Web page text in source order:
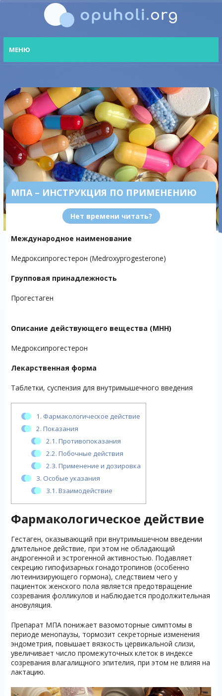
МЕНЮ
МПА – ИНСТРУКЦИЯ ПО ПРИМЕНЕНИЮ
Нет времени читать?
Международное наименование
Медроксипрогестерон (Medroxyprogesterone)
Групповая принадлежность
Прогестаген
Описание действующего вещества (МНН)
Медроксипрогестерон
Лекарственная форма
Таблетки, суспензия для внутримышечного введения
1. Фармакологическое действие
2. Показания
2.1. Противопоказания
2.2. Побочные действия
2.3. Применение и дозировка
3. Особые указания
3.1. Взаимодействие
Фармакологическое действие
Гестаген, оказывающий при внутримышечном введении
длительное действие, при этом не обладающий
андрогенной и эстрогенной активностью. Подавляет
секрецию гипофизарных гонадотропинов (особенно
лютеинизирующего гормона), следствием чего у
пациенток женского пола является предотвращение
созревания фолликулов и наблюдается продолжительная
ановуляция.
Препарат МПА понижает вазомоторные симптомы в
периоде менопаузы, тормозит секреторные изменения
эндометрия, повышает вязкость цервикальной слизи,
увеличивает число промежуточных клеток в индексе
созревания влагалищного эпителия, при этом не влияя на
лактацию.